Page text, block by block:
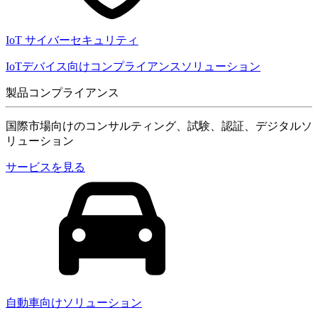
IoT サイバーセキュリティ
IoTデバイス向けコンプライアンスソリューション
製品コンプライアンス
国際市場向けのコンサルティング、試験、認証、デジタルソ
リューション
サービスを見る
自動車向けソリューション